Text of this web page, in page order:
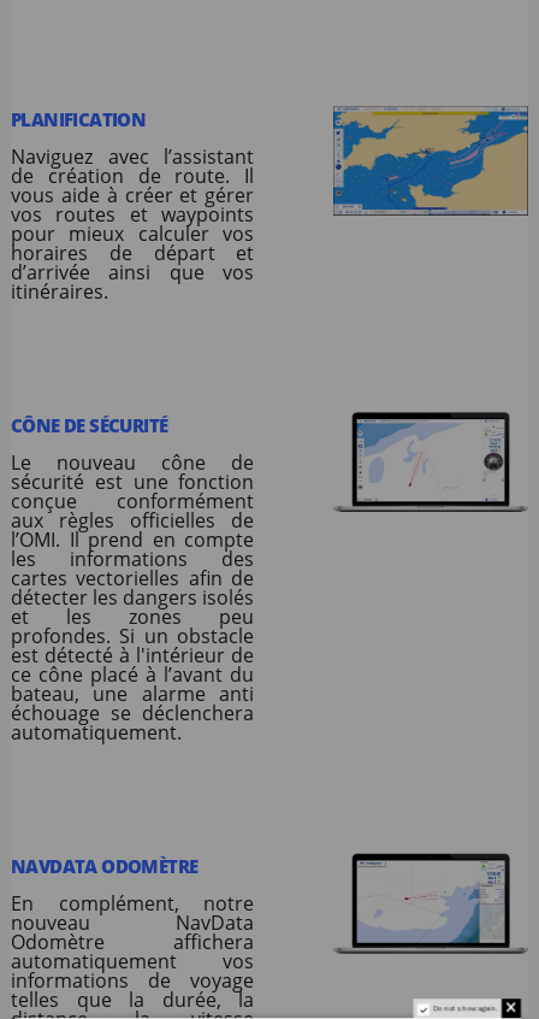
PLANIFICATION
Naviguez avec l’assistant
de création de route. Il
vous aide à créer et gérer
vos routes et waypoints
pour mieux calculer vos
horaires de départ et
d’arrivée ainsi que vos
itinéraires.
CÔNE DE SÉCURITÉ
Le nouveau cône de
sécurité est une fonction
conçue conformément
aux règles officielles de
l’OMI. Il prend en compte
les informations des
cartes vectorielles afin de
détecter les dangers isolés
et les zones peu
profondes. Si un obstacle
est détecté à l'intérieur de
ce cône placé à l’avant du
bateau, une alarme anti
échouage se déclenchera
automatiquement.
NAVDATA ODOMÈTRE
En complément, notre
nouveau NavData
Odomètre affichera
automatiquement vos
informations de voyage
telles que la durée, la Do not show again.